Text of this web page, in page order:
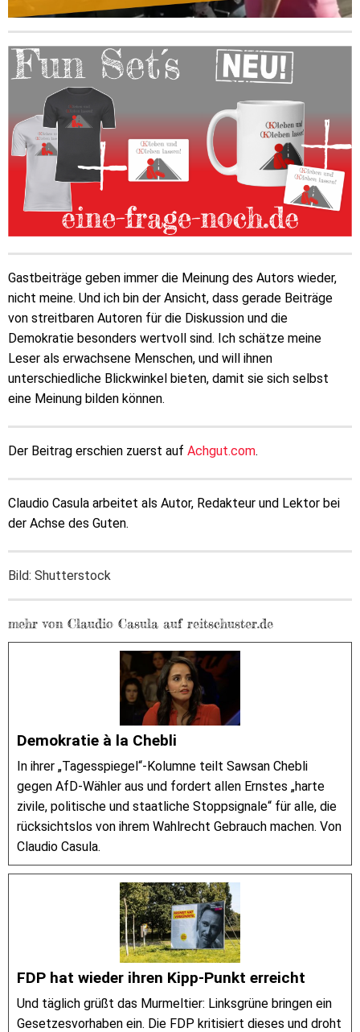
Gastbeiträge geben immer die Meinung des Autors wieder,
nicht meine. Und ich bin der Ansicht, dass gerade Beiträge
von streitbaren Autoren für die Diskussion und die
Demokratie besonders wertvoll sind. Ich schätze meine
Leser als erwachsene Menschen, und will ihnen
unterschiedliche Blickwinkel bieten, damit sie sich selbst
eine Meinung bilden können.
Der Beitrag erschien zuerst auf Achgut.com.
Claudio Casula arbeitet als Autor, Redakteur und Lektor bei
der Achse des Guten.
Bild: Shutterstock
mehr von Claudio Casula auf reitschuster.de
Demokratie à la Chebli
In ihrer „Tagesspiegel“-Kolumne teilt Sawsan Chebli
gegen AfD-Wähler aus und fordert allen Ernstes „harte
zivile, politische und staatliche Stoppsignale“ für alle, die
rücksichtslos von ihrem Wahlrecht Gebrauch machen. Von
Claudio Casula.
FDP hat wieder ihren Kipp-Punkt erreicht
Und täglich grüßt das Murmeltier: Linksgrüne bringen ein
Gesetzesvorhaben ein. Die FDP kritisiert dieses und droht